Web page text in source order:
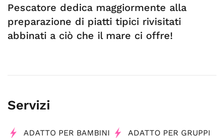
Pescatore dedica maggiormente alla
preparazione di piatti tipici rivisitati
abbinati a ciò che il mare ci offre!
Servizi
ADATTO PER BAMBINI ADATTO PER GRUPPI